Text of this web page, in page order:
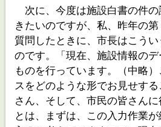
次に、今度は施設白書の件の
きたいのですが、私、昨年の
質問したときに、市長はこう
のです。「現在、施設情報の
ものを行っています。（中略
スをどのような形でお見せす
さん、そして、市民の皆さん
とは、まずは、この入力作業